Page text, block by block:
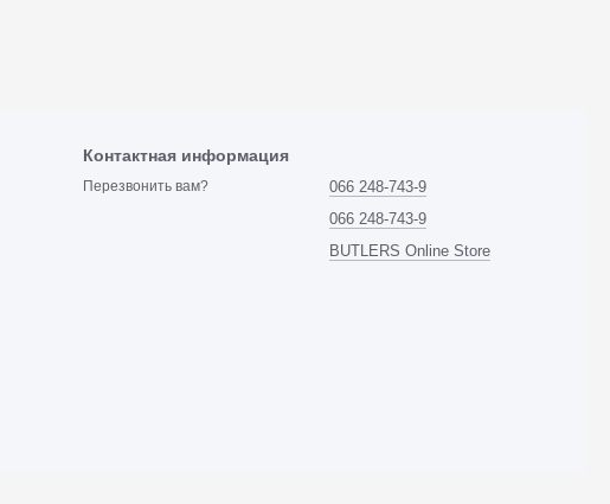
Контактная информация
Перезвонить вам?
066 248-743-9
066 248-743-9
BUTLERS Online Store